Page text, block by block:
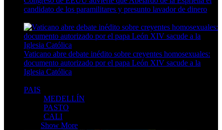
candidato de los paramilitares y presunto lavador de dinero
Vaticano abre debate inédito sobre creyentes homosexuales:
documento autorizado por el papa León XIV sacude a la
Iglesia Católica
PAIS
MEDELLÍN
PASTO
CALI
Show More